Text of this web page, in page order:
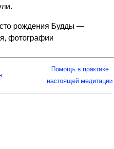
рождения Будды —
фотографии
Помощь в практике
настоящей медитации